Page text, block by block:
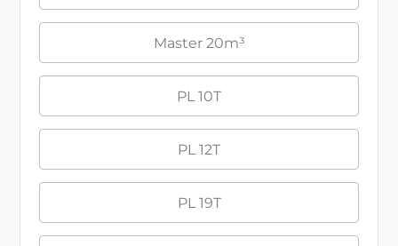
Master 20m³
PL 10T
PL 12T
PL 19T